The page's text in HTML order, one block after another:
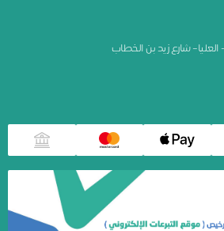
شارع زيد بن الخطاب